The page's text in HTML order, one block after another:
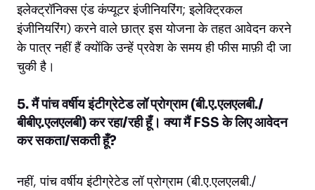
इलेक्ट्रॉनिक्स एंड कंप्यूटर इंजीनियरिंग; इलेक्ट्रिकल
इंजीनियरिंग) करने वाले छात्र इस योजना के तहत आवेदन करने
के पात्र नहीं हैं क्योंकि उन्हें प्रवेश के समय ही फीस माफ़ी दी जा
चुकी है।
5. मैं पांच वर्षीय इंटीग्रेटेड लॉ प्रोग्राम (बी.ए.एलएलबी./
बीबीए.एलएलबी) कर रहा/रही हूँ। क्या मैं FSS के लिए आवेदन
कर सकता/सकती हूँ?
नहीं, पांच वर्षीय इंटीग्रेटेड लॉ प्रोग्राम (बी.ए.एलएलबी./